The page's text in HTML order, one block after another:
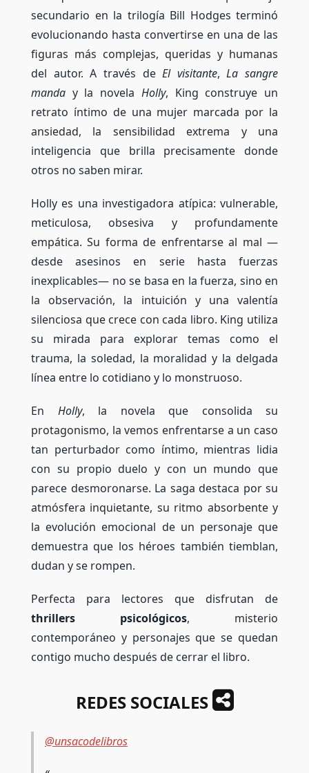
secundario en la trilogía Bill Hodges terminó
evolucionando hasta convertirse en una de las
figuras más complejas, queridas y humanas
del autor. A través deEl visitante,La sangre
manda y la novela Holly, King construye un
retrato íntimo de una mujer marcada por la
ansiedad, la sensibilidad extrema y una
inteligencia que brilla precisamente donde
otros no saben mirar.
Holly es una investigadora atípica: vulnerable,
meticulosa, obsesiva y profundamente
empática. Su forma de enfrentarse al mal —
desde asesinos en serie hasta fuerzas
inexplicables— no se basa en la fuerza, sino en
la observación, la intuición y una valentía
silenciosa que crece con cada libro. King utiliza
su mirada para explorar temas como el
trauma, la soledad, la moralidad y la delgada
línea entre lo cotidiano y lo monstruoso.
En Holly, la novela que consolida su
protagonismo, la vemos enfrentarse a un caso
tan perturbador como íntimo, mientras lidia
con su propio duelo y con un mundo que
parece desmoronarse. La saga destaca por su
atmósfera inquietante, su ritmo absorbente y
la evolución emocional de un personaje que
demuestra que los héroes también tiemblan,
dudan y se rompen.
Perfecta para lectores que disfrutan de
thrillers psicológicos, misterio
contemporáneo y personajes que se quedan
contigo mucho después de cerrar el libro.
REDES SOCIALES
@unsacodelibros